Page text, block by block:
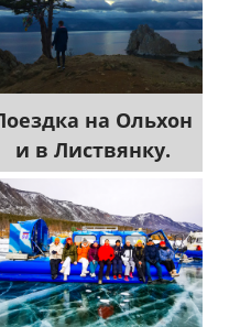
на Ольхон
и в Листвянку.